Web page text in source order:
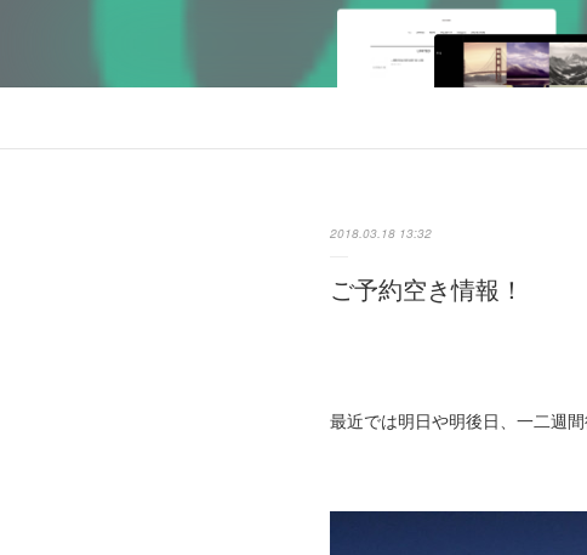
2018.03.18 13:32
ご予約空き情報！
最近では明日や明後日、一二週